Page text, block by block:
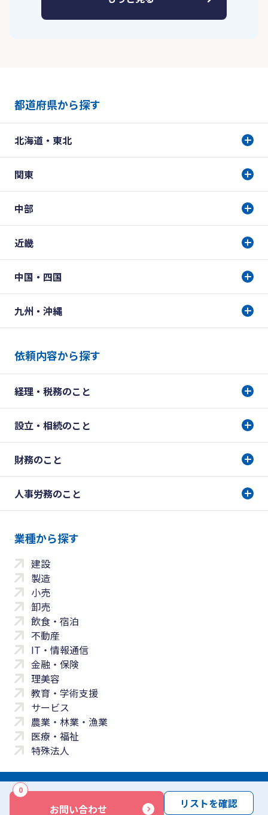
お問い合わせ
0
リストを確認
都道府県から探す
北海道・東北
関東
中部
近畿
中国・四国
九州・沖縄
依頼内容から探す
経理・税務のこと
設立・相続のこと
財務のこと
人事労務のこと
業種から探す
建設
製造
小売
卸売
飲食・宿泊
不動産
IT・情報通信
金融・保険
理美容
教育・学術支援
サービス
農業・林業・漁業
医療・福祉
特殊法人
サイトマップ 免責事項 サービス利用規約
商標について反社会勢力に対する基本方針 お問い合わせ